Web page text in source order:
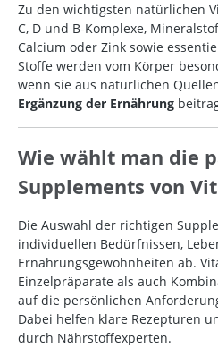
Zu den wichtigsten natürlichen
C, D und B-Komplexe,
Calcium oder Zink sowie
Stoffe werden vom Körper
wenn sie aus natürlichen
Ergänzung der Ernährung
Wie wählt man die
Supplements von
Die Auswahl der richtigen
individuellen Bedürfnissen,
Ernährungsgewohnheiten ab.
Einzelpräparate als auch
auf die persönlichen
Dabei helfen klare Rezepturen
durch Nährstoffexperten.